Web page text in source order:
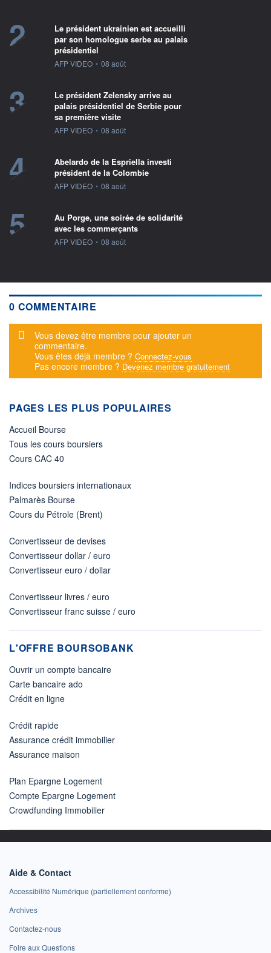
2
Le président ukrainien est accueilli
par son homologue serbe au palais
présidentiel
information fournie par
AFP VIDEO • 08 août
3
Le président Zelensky arrive au
palais présidentiel de Serbie pour
sa première visite
information fournie par
AFP VIDEO • 08 août
4
Abelardo de la Espriella investi
président de la Colombie
information fournie par
AFP VIDEO • 08 août
5
Au Porge, une soirée de solidarité
avec les commerçants
information fournie par
AFP VIDEO • 08 août
0 COMMENTAIRE
Message d'alerte
Vous devez être membre pour ajouter un
commentaire.
Vous êtes déjà membre ? Connectez-vous
Pas encore membre ? Devenez membre gratuitement
PAGES LES PLUS POPULAIRES
Accueil Bourse
Tous les cours boursiers
Cours CAC 40
Indices boursiers internationaux
Palmarès Bourse
Cours du Pétrole (Brent)
Convertisseur de devises
Convertisseur dollar / euro
Convertisseur euro / dollar
Convertisseur livres / euro
Convertisseur franc suisse / euro
L'OFFRE BOURSOBANK
Ouvrir un compte bancaire
Carte bancaire ado
Crédit en ligne
Crédit rapide
Assurance crédit immobilier
Assurance maison
Plan Epargne Logement
Compte Epargne Logement
Crowdfunding Immobilier
Aide & Contact
Accessibilité Numérique (partiellement conforme)
Archives
Contactez-nous
Foire aux Questions